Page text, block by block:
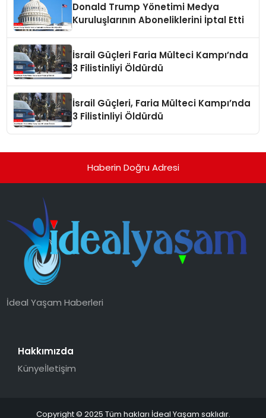
Donald Trump Yönetimi Medya
Kuruluşlarının Aboneliklerini İptal Etti
İsrail Güçleri Faria Mülteci Kampı’nda
3 Filistinliyi Öldürdü
İsrail Güçleri, Faria Mülteci Kampı’nda
3 Filistinliyi Öldürdü
Haberin Doğru Adresi
İdeal Yaşam Haberleri
Hakkımızda
Künyeİletişim
Copyright © 2025 Tüm hakları İdeal Yaşam saklıdır.